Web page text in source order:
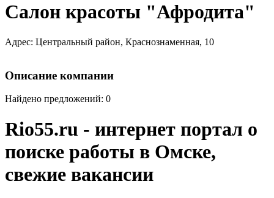
Салон красоты "Афродита"
Адрес: Центральный район, Краснознаменная, 10
Описание компании
Найдено предложений: 0
Rio55.ru - интернет портал о
поиске работы в Омске,
свежие вакансии